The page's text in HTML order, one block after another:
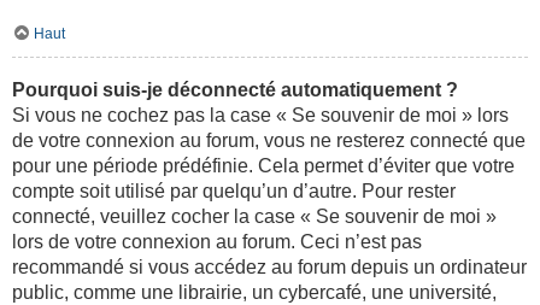
Haut
Pourquoi suis-je déconnecté automatiquement ?
Si vous ne cochez pas la case « Se souvenir de moi » lors
de votre connexion au forum, vous ne resterez connecté que
pour une période prédéfinie. Cela permet d’éviter que votre
compte soit utilisé par quelqu’un d’autre. Pour rester
connecté, veuillez cocher la case « Se souvenir de moi »
lors de votre connexion au forum. Ceci n’est pas
recommandé si vous accédez au forum depuis un ordinateur
public, comme une librairie, un cybercafé, une université,